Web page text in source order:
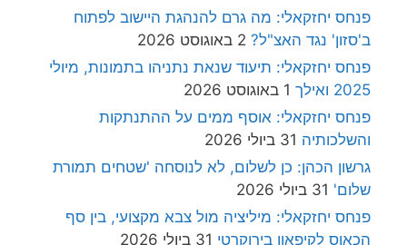
פנחס יחזקאלי: מה גרם להנהגת היישוב לפתוח
ב'סזון' נגד האצ"ל? 2 באוגוסט 2026
פנחס יחזקאלי: תיעוד שנאת נתניהו בתמונות, מיולי
2025 ואילך
1 באוגוסט 2026
פנחס יחזקאלי: אוסף ממים על ההתנתקות
והשלכותיה 31 ביולי 2026
גרשון הכהן: כן לשלום, לא לנוסחה 'שטחים תמורת
שלום' 31 ביולי 2026
פנחס יחזקאלי: מיליציה מול צבא מקצועי, בין סף
הכאוס לקיפאון בירוקרטי 31 ביולי 2026